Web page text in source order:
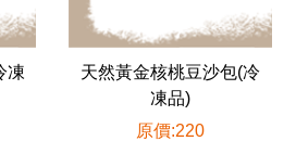
凍
天然黃金核桃豆沙包(冷
凍品)
原價:220